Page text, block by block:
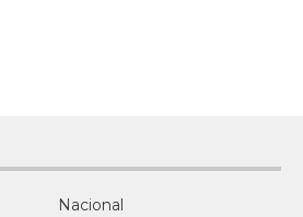
Nacional